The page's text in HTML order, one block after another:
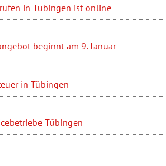
in Tübingen ist online
beginnt am 9. Januar
in Tübingen
Tübingen